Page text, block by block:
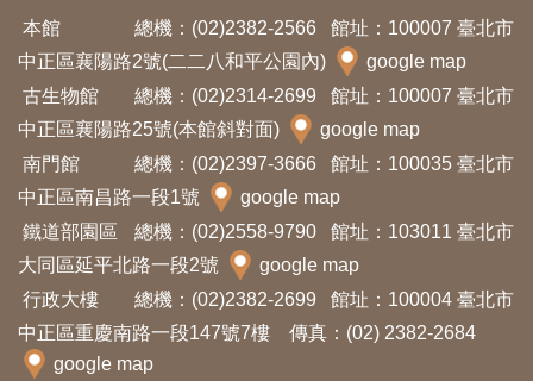
研
究
便
民
服
務
政
府
公
本館 總機：(02)2382-2566
館址：100007 臺北市
中正區襄陽路2號(二二八和平公園內)
google map
古生物館
總機：(02)2314-2699
館址：100007 臺北市
中正區襄陽路25號(本館斜對面)
google map
南門館
總機：(02)2397-3666
館址：100035 臺北市
中正區南昌路一段1號
google map
鐵道部園區
總機：(02)2558-9790
館址：103011 臺北市
大同區延平北路一段2號
google map
行政大樓
總機：(02)2382-2699
館址：100004 臺北市
中正區重慶南路一段147號7樓 傳真：(02) 2382-2684
google map